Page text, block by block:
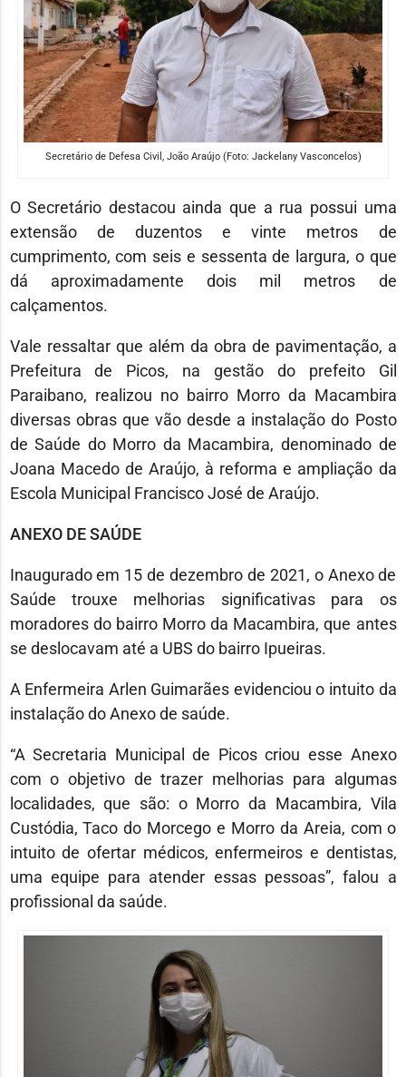
Secretário de Defesa Civil, João Araújo (Foto: Jackelany Vasconcelos)
O Secretário destacou ainda que a rua possui uma
extensão de duzentos e vinte metros de
cumprimento, com seis e sessenta de largura, o que
dá aproximadamente dois mil metros de
calçamentos.
Vale ressaltar que além da obra de pavimentação, a
Prefeitura de Picos, na gestão do prefeito Gil
Paraibano, realizou no bairro Morro da Macambira
diversas obras que vão desde a instalação do Posto
de Saúde do Morro da Macambira, denominado de
Joana Macedo de Araújo, à reforma e ampliação da
Escola Municipal Francisco José de Araújo.
ANEXO DE SAÚDE
Inaugurado em 15 de dezembro de 2021, o Anexo de
Saúde trouxe melhorias significativas para os
moradores do bairro Morro da Macambira, que antes
se deslocavam até a UBS do bairro Ipueiras.
A Enfermeira Arlen Guimarães evidenciou o intuito da
instalação do Anexo de saúde.
“A Secretaria Municipal de Picos criou esse Anexo
com o objetivo de trazer melhorias para algumas
localidades, que são: o Morro da Macambira, Vila
Custódia, Taco do Morcego e Morro da Areia, com o
intuito de ofertar médicos, enfermeiros e dentistas,
uma equipe para atender essas pessoas”, falou a
profissional da saúde.